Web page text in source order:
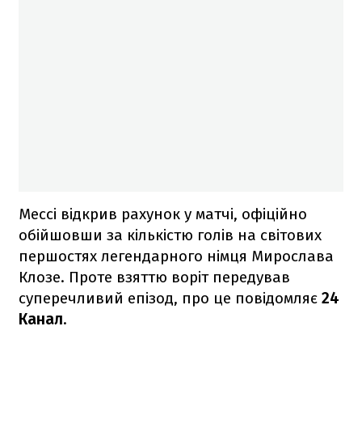
Мессі відкрив рахунок у матчі, офіційно
обійшовши за кількістю голів на світових
першостях легендарного німця Мирослава
Клозе. Проте взяттю воріт передував
суперечливий епізод, про це повідомляє 24
Канал.